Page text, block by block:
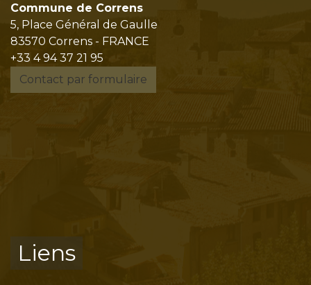
Commune de Correns
5, Place Général de Gaulle
83570 Correns - FRANCE
+33 4 94 37 21 95
Contact par formulaire
Liens